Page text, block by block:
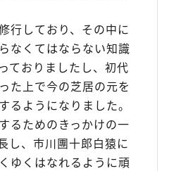
行しており、その中に
なくてはならない知識
ておりましたし、初代
た上で今の芝居の元を
るようになりました。
るためのきっかけの一
し、市川團十郎白猿に
ゆくはなれるように頑